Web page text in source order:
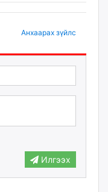
Анхаарах зүйлс
Илгээх